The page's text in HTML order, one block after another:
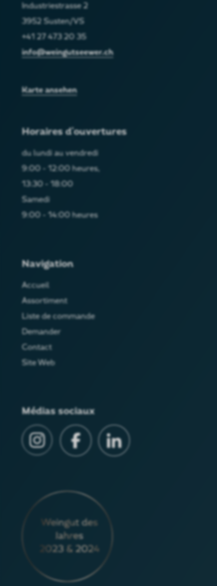
Industriestrasse 2
3952 Susten/VS
+41 27 473 20 35
info@weingutseewer.ch
Karte ansehen
Horaires d'ouvertures
du lundi au vendredi
9:00 - 12:00 heures,
13:30 - 18:00
Samedi
9:00 - 14:00 heures
Navigation
Accueil
Assortiment
Liste de commande
Demander
Contact
Site Web
Médias sociaux